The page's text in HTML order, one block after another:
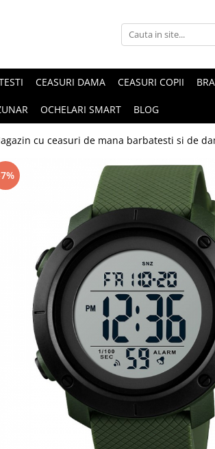
CEASURI DAMA CEASURI COPII
OCHELARI SMART BLOG
cu ceasuri de mana barbatesti si de